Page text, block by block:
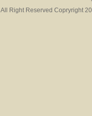
All Right Reserved Copryright